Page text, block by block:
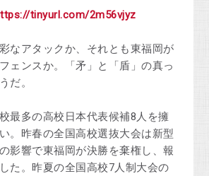
tinyurl.com/2m56vjyz
なアタックか、それとも東福岡が
ェンスか。「矛」と「盾」の真っ
だ。
最多の高校日本代表候補8人を擁
。昨春の全国高校選抜大会は新型
影響で東福岡が決勝を棄権し、報
た。昨夏の全国高校7人制大会の